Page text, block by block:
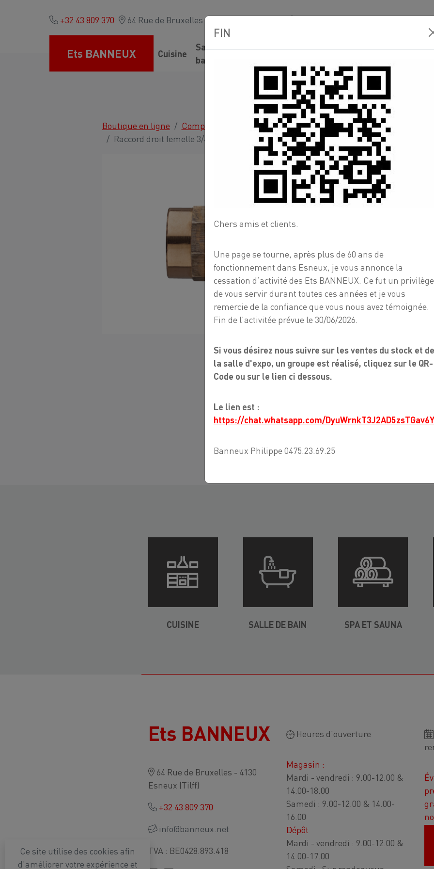
+32 43 809 370 64 Rue de Bruxelles - 4130 Esneux (Tilff) info@banneux.net
Ets BANNEUX Cuisine
Salle de
bain
Boutique en ligne Comptoir Plomberie groupe-6 raccord toute nature
Raccord droit femelle 3/4 x 22
FEMELLE
Raccord droit femelle 3/4 x
Raccord cuivre à sertir
La plupart de nos
CUISINE SALLE DE BAIN SPA ET SAUNA
Ets BANNEUX
64 Rue de Bruxelles - 4130
Esneux (Tilff)
+32 43 809 370
info@banneux.net
TVA : BE0428.893.418
Heures d’ouverture
Magasin :
Mardi - vendredi : 9.00-12.00 &
14.00-18.00
Samedi : 9.00-12.00 & 14.00-
16.00
Dépôt
Mardi - vendredi : 9.00-12.00 &
14.00-17.00
FIN
Chers amis et clients.
Une page se tourne, après plus de 60 ans de
fonctionnement dans Esneux, je vous annonce la
cessation d’activité des Ets BANNEUX. Ce fut un privilège
de vous servir durant toutes ces années et je vous
remercie de la confiance que vous nous avez témoignée.
Fin de l'activitée prévue le 30/06/2026.
Si vous désirez nous suivre sur les ventes du stock et de
la salle d'expo, un groupe est réalisé, cliquez sur le QR-
Code ou sur le lien ci dessous.
Le lien est :
https://chat.whatsapp.com/DyuWrnkT3J2AD5zsTGav6Y
Banneux Philippe 0475.23.69.25
Ce site utilise des cookies afin
d’améliorer votre expérience et